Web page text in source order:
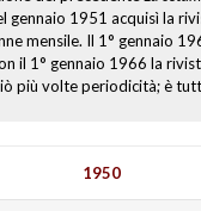
gennaio 1951 acquisì la
mensile. Il 1° gennaio
il 1° gennaio 1966 la
più volte periodicità; è
1950